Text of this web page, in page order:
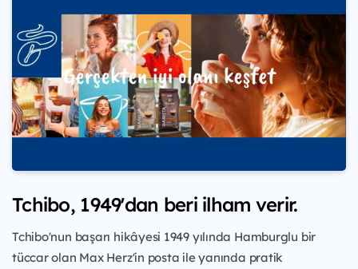
Tchibo, 1949'dan beri ilham verir.
Tchibo'nun başarı hikâyesi 1949 yılında Hamburglu bir
tüccar olan Max Herz'in posta ile yanında pratik